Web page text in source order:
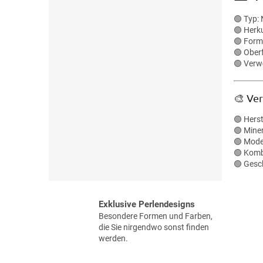
🟢 Typ:
🟢
🟢
🟢
🟢
🎨
🟢
🟢
🟢
🟢
🟢
Exklusive Perlendesigns
Besondere Formen und Farben,
die Sie nirgendwo sonst finden
werden.